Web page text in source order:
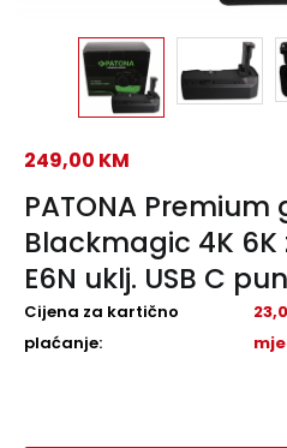
PATONA Premium
Blackmagic 4K 6K
E6N uklj. USB C
249,00 KM
Cijena za kartično
plaćanje: